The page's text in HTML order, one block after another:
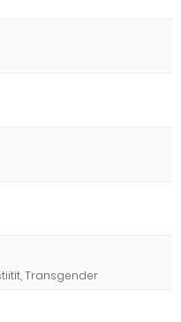
Transgender